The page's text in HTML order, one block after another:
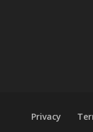
Privacy